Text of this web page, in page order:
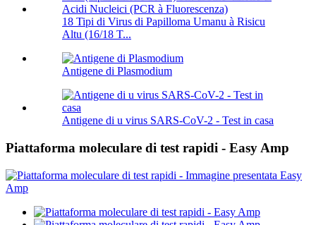
18 Tipi di Virus di Papilloma Umanu à Risicu
Altu (16/18 T...
Antigene di Plasmodium
Antigene di u virus SARS-CoV-2 - Test in casa
Piattaforma moleculare di test rapidi - Easy Amp